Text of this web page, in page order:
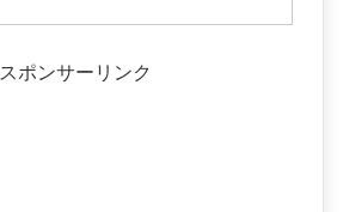
スポンサーリンク